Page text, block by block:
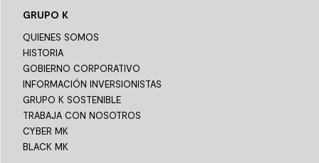
GRUPO K
QUIENES SOMOS
HISTORIA
GOBIERNO CORPORATIVO
INFORMACIÓN INVERSIONISTAS
GRUPO K SOSTENIBLE
TRABAJA CON NOSOTROS
CYBER MK
BLACK MK